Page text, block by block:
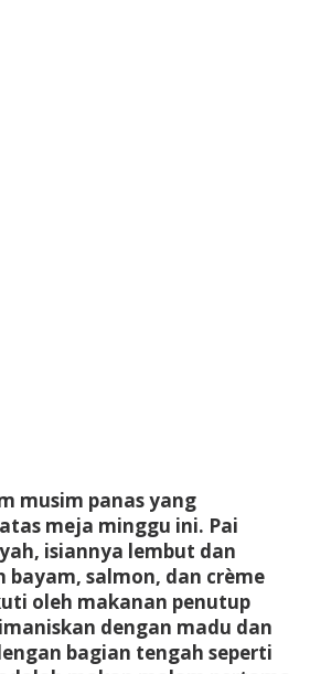
musim panas yang
meja minggu ini. Pai
isiannya lembut dan
bayam, salmon, dan crème
oleh makanan penutup
dengan madu dan
bagian tengah seperti